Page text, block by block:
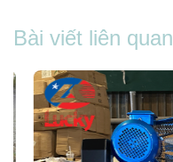
Bài viết liên quan